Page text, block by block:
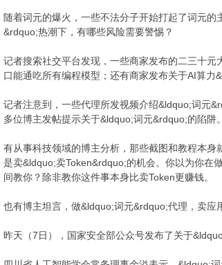
随着词元的爆火，一些不法分子开始打起了词元
&rdquo;热潮下，有哪些风险需要警惕？
记者搜索社交平台发现，一些商家发布的二三十
口能通吃所有编程模型；还有商家发布关于AI算力
记者注意到，一些代理所发视频介绍&ldquo;词元
多位博主发帖提示关于&ldquo;词元&rdquo;的陷阱。
有从事科技领域的博主分析，那些截图和教程本身
是卖&ldquo;卖Token&rdquo;的机会。你以为你在
间教你？除非教你这件事本身比卖Token更赚钱。
也有博主坦言，做&ldquo;词元&rdquo;代理，卖应
昨天（7日），国家安全部公众号发布了关于